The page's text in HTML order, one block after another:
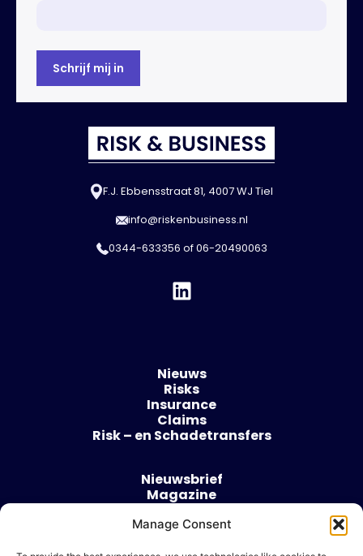
Manage Consent
F.J. Ebbensstraat 81, 4007 WJ Tiel
info@riskenbusiness.nl
0344-633356 of06-20490063
Nieuws
Risks
Insurance
Claims
Risk – en Schadetransfers
Nieuwsbrief
Magazine
Over